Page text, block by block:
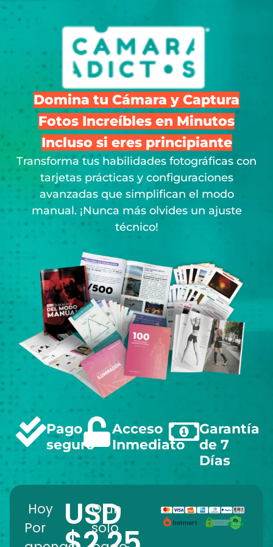
Domina tu Cámara y Captura
Fotos Increíbles en Minutos
Incluso si eres principiante
Transforma tus habilidades fotográficas con
tarjetas prácticas y configuraciones
avanzadas que simplifican el modo
manual. ¡Nunca más olvides un ajuste
técnico!
Pago
seguro
Acceso
Inmediato
Garantía
de 7
Días
Hoy
Por
USD
O un
solo